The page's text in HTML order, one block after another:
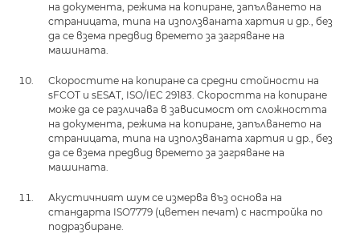
на документа, режима на копиране, запълването на
страницата, типа на използваната хартия и др., без
да се взема предвид времето за загряване на
машината.
Скоростите на копиране са средни стойности на
sFCOT и sESAT, ISO/IEC 29183. Скоростта на копиране
може да се различава в зависимост от сложността
на документа, режима на копиране, запълването на
страницата, типа на използваната хартия и др., без
да се взема предвид времето за загряване на
машината.
Акустичният шум се измерва въз основа на
стандарта ISO7779 (цветен печат) с настройка по
подразбиране.